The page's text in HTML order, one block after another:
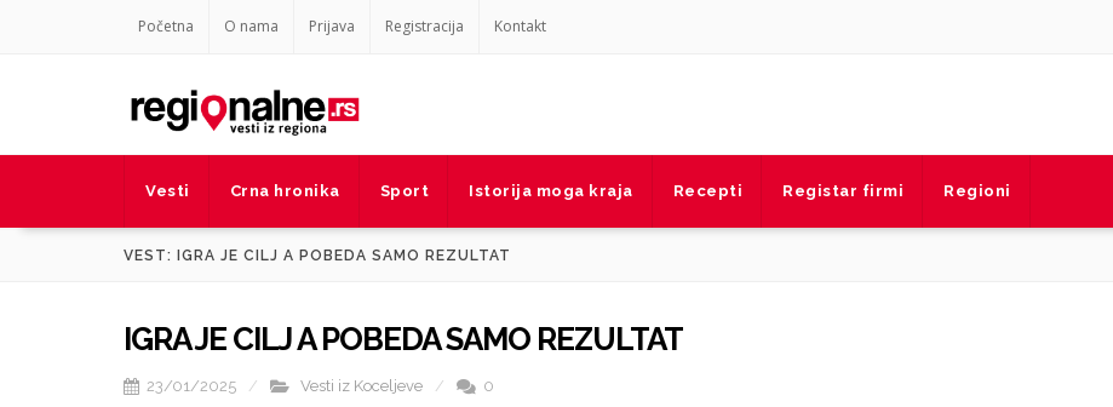
Početna O nama Prijava Registracija Kontakt
Vesti Crna hronika Sport Istorija moga kraja Recepti Registar firmi Regioni
VEST: IGRA JE CILJ A POBEDA SAMO REZULTAT
IGRA JE CILJ A POBEDA SAMO REZULTAT
23/01/2025 Vesti iz Koceljeve 0